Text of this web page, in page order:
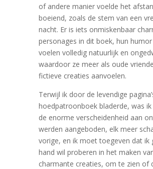
of andere manier voelde het
boeiend, zoals de stem van een
nacht. Er is iets onmiskenbaar
personages in dit boek, hun
voelen volledig natuurlijk en
waardoor ze meer als oude
fictieve creaties aanvoelen.
Terwijl ik door de levendige
hoedpatroonboek bladerde, was
de enorme verscheidenheid aan
werden aangeboden, elk meer
vorige, en ik moet toegeven dat ik
hand wil proberen in het maken
charmante creaties, om te zien of